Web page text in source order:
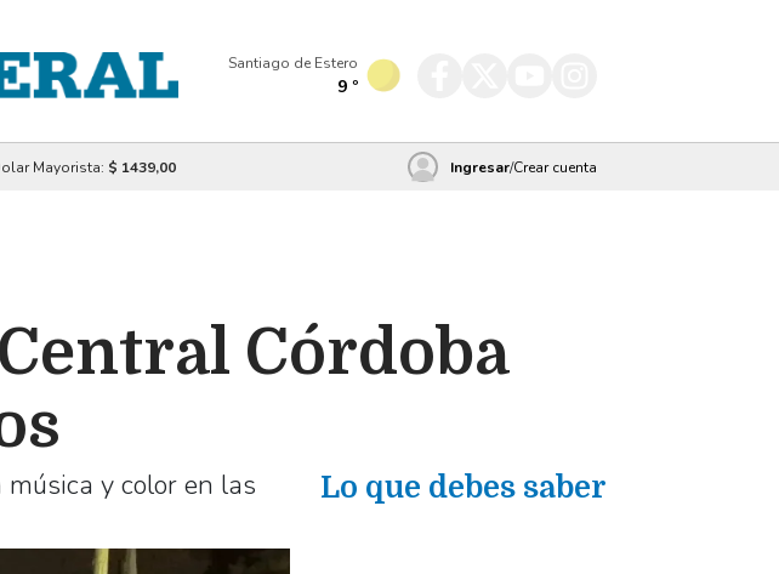
Santiago de Estero
9 º
Mayorista: $ 1439,00 Ingresar/Crear cuenta
Córdoba
y color en las
Lo que debes saber